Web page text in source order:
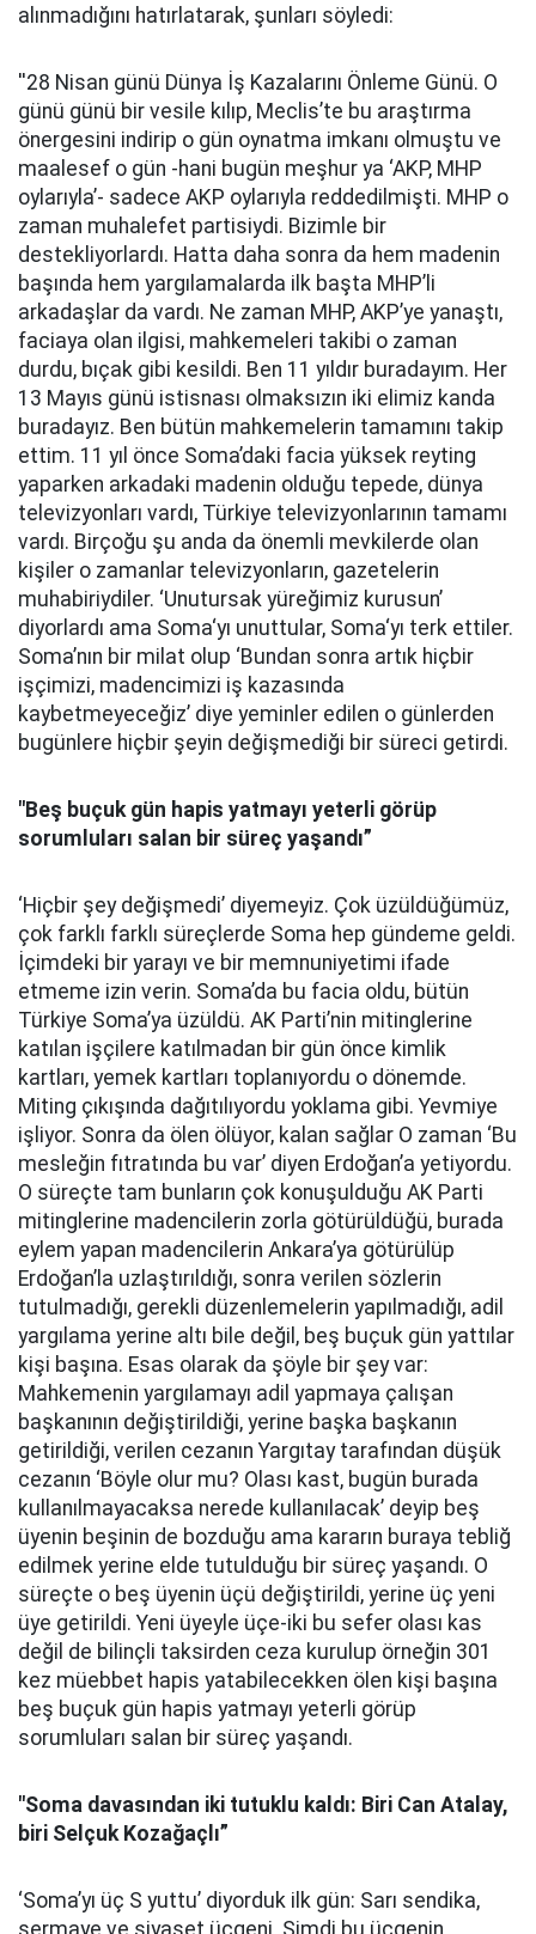
alınmadığını hatırlatarak, şunları söyledi:
''28 Nisan günü Dünya İş Kazalarını Önleme Günü. O
günü günü bir vesile kılıp, Meclis’te bu araştırma
önergesini indirip o gün oynatma imkanı olmuştu ve
maalesef o gün -hani bugün meşhur ya ‘AKP, MHP
oylarıyla’- sadece AKP oylarıyla reddedilmişti. MHP o
zaman muhalefet partisiydi. Bizimle bir
destekliyorlardı. Hatta daha sonra da hem madenin
başında hem yargılamalarda ilk başta MHP’li
arkadaşlar da vardı. Ne zaman MHP, AKP’ye yanaştı,
faciaya olan ilgisi, mahkemeleri takibi o zaman
durdu, bıçak gibi kesildi. Ben 11 yıldır buradayım. Her
13 Mayıs günü istisnası olmaksızın iki elimiz kanda
buradayız. Ben bütün mahkemelerin tamamını takip
ettim. 11 yıl önce Soma’daki facia yüksek reyting
yaparken arkadaki madenin olduğu tepede, dünya
televizyonları vardı, Türkiye televizyonlarının tamamı
vardı. Birçoğu şu anda da önemli mevkilerde olan
kişiler o zamanlar televizyonların, gazetelerin
muhabiriydiler. ‘Unutursak yüreğimiz kurusun’
diyorlardı ama Soma‘yı unuttular, Soma‘yı terk ettiler.
Soma’nın bir milat olup ‘Bundan sonra artık hiçbir
işçimizi, madencimizi iş kazasında
kaybetmeyeceğiz’ diye yeminler edilen o günlerden
bugünlere hiçbir şeyin değişmediği bir süreci getirdi.
"Beş buçuk gün hapis yatmayı yeterli görüp
sorumluları salan bir süreç yaşandı”
‘Hiçbir şey değişmedi’ diyemeyiz. Çok üzüldüğümüz,
çok farklı farklı süreçlerde Soma hep gündeme geldi.
İçimdeki bir yarayı ve bir memnuniyetimi ifade
etmeme izin verin. Soma’da bu facia oldu, bütün
Türkiye Soma’ya üzüldü. AK Parti’nin mitinglerine
katılan işçilere katılmadan bir gün önce kimlik
kartları, yemek kartları toplanıyordu o dönemde.
Miting çıkışında dağıtılıyordu yoklama gibi. Yevmiye
işliyor. Sonra da ölen ölüyor, kalan sağlar O zaman ‘Bu
mesleğin fıtratında bu var’ diyen Erdoğan’a yetiyordu.
O süreçte tam bunların çok konuşulduğu AK Parti
mitinglerine madencilerin zorla götürüldüğü, burada
eylem yapan madencilerin Ankara’ya götürülüp
Erdoğan’la uzlaştırıldığı, sonra verilen sözlerin
tutulmadığı, gerekli düzenlemelerin yapılmadığı, adil
yargılama yerine altı bile değil, beş buçuk gün yattılar
kişi başına. Esas olarak da şöyle bir şey var:
Mahkemenin yargılamayı adil yapmaya çalışan
başkanının değiştirildiği, yerine başka başkanın
getirildiği, verilen cezanın Yargıtay tarafından düşük
cezanın ‘Böyle olur mu? Olası kast, bugün burada
kullanılmayacaksa nerede kullanılacak’ deyip beş
üyenin beşinin de bozduğu ama kararın buraya tebliğ
edilmek yerine elde tutulduğu bir süreç yaşandı. O
süreçte o beş üyenin üçü değiştirildi, yerine üç yeni
üye getirildi. Yeni üyeyle üçe-iki bu sefer olası kas
değil de bilinçli taksirden ceza kurulup örneğin 301
kez müebbet hapis yatabilecekken ölen kişi başına
beş buçuk gün hapis yatmayı yeterli görüp
sorumluları salan bir süreç yaşandı.
"Soma davasından iki tutuklu kaldı: Biri Can Atalay,
biri Selçuk Kozağaçlı”
‘Soma’yı üç S yuttu’ diyorduk ilk gün: Sarı sendika,
sermaye ve siyaset üçgeni. Şimdi bu üçgenin